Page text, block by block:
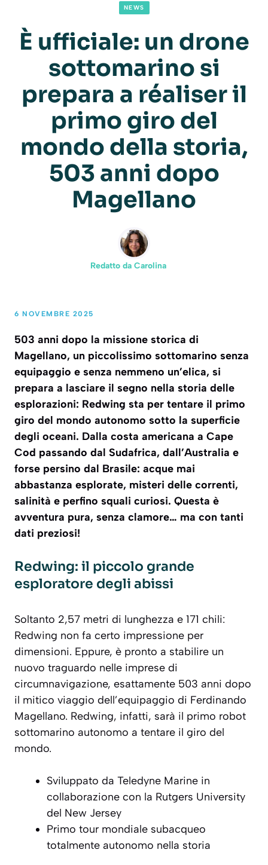
NEWS
È ufficiale: un drone
sottomarino si
prepara a réaliser il
primo giro del
mondo della storia,
503 anni dopo
Magellano
Redatto da Carolina
6 NOVEMBRE 2025
503 anni dopo la missione storica di
Magellano, un piccolissimo sottomarino senza
equipaggio e senza nemmeno un’elica, si
prepara a lasciare il segno nella storia delle
esplorazioni: Redwing sta per tentare il primo
giro del mondo autonomo sotto la superficie
degli oceani. Dalla costa americana a Cape
Cod passando dal Sudafrica, dall’Australia e
forse persino dal Brasile: acque mai
abbastanza esplorate, misteri delle correnti,
salinità e perfino squali curiosi. Questa è
avventura pura, senza clamore… ma con tanti
dati preziosi!
Redwing: il piccolo grande
esploratore degli abissi
Soltanto 2,57 metri di lunghezza e 171 chili:
Redwing non fa certo impressione per
dimensioni. Eppure, è pronto a stabilire un
nuovo traguardo nelle imprese di
circumnavigazione, esattamente 503 anni dopo
il mitico viaggio dell’equipaggio di Ferdinando
Magellano. Redwing, infatti, sarà il primo robot
sottomarino autonomo a tentare il giro del
mondo.
Sviluppato da Teledyne Marine in
collaborazione con la Rutgers University
del New Jersey
Primo tour mondiale subacqueo
totalmente autonomo nella storia